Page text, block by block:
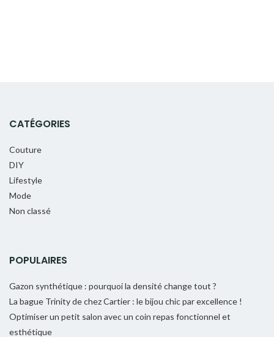
CATÉGORIES
Couture
DIY
Lifestyle
Mode
Non classé
POPULAIRES
Gazon synthétique : pourquoi la densité change tout ?
La bague Trinity de chez Cartier : le bijou chic par excellence !
Optimiser un petit salon avec un coin repas fonctionnel et
esthétique